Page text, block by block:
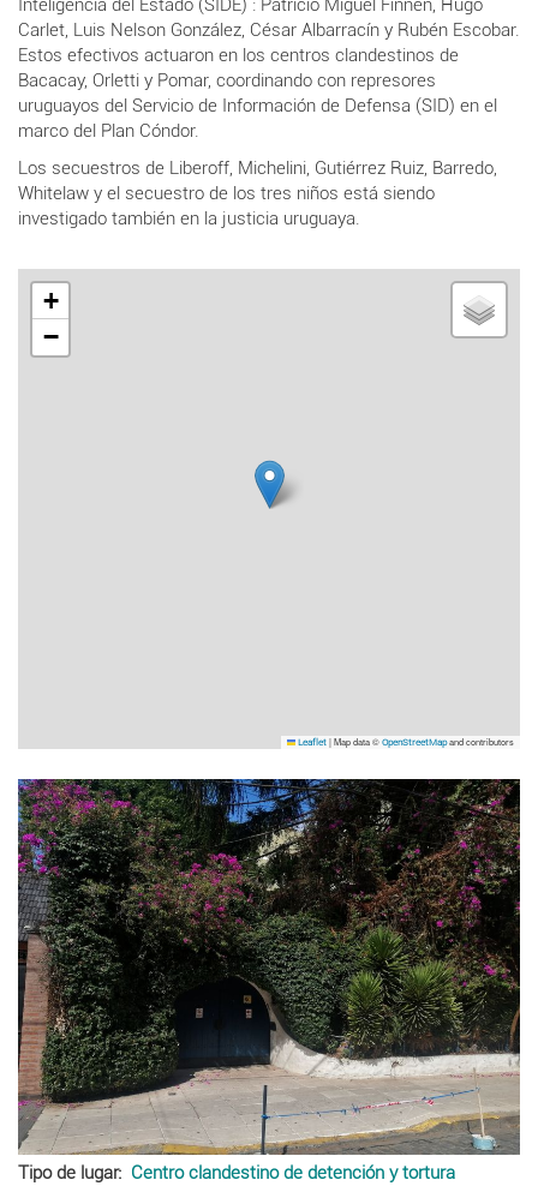
Inteligencia del Estado (SIDE) : Patricio Miguel Finnen, Hugo
Carlet, Luis Nelson González, César Albarracín y Rubén Escobar.
Estos efectivos actuaron en los centros clandestinos de
Bacacay, Orletti y Pomar, coordinando con represores
uruguayos del Servicio de Información de Defensa (SID) en el
marco del Plan Cóndor.
Los secuestros de Liberoff, Michelini, Gutiérrez Ruiz, Barredo,
Whitelaw y el secuestro de los tres niños está siendo
investigado también en la justicia uruguaya.
+
−
Leaflet |Map data © OpenStreetMapand contributors
Tipo de lugar
Centro clandestino de detención y tortura